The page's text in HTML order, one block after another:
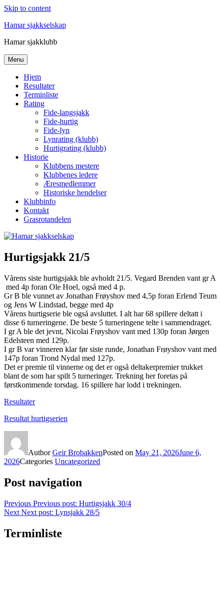
Skip to content
Hamar sjakkselskap
Hamar sjakklubb
Menu
Hjem
Resultater
Terminliste
Rating
Fide-langsjakk
Fide-hurtig
Fide-lyn
Lynrating (klubb)
Hurtigrating (klubb)
Historie
Klubbens mestere
Klubbenes ledere
Æresmedlemmer
Historiske hendelser
Klubbinfo
Kontakt
Grasrotandelen
Hurtigsjakk 21/5
Vårens siste hurtigsjakk ble avholdt 21/5. Vegard Brenden vant gr A
med 4p foran Ole Hoel, også med 4 p.
Gr B ble vunnet av Jonathan Frøyshov med 4,5p foran Erlend Teum
og Jens W Lindstad, begge med 4p
Vårens hurtigserie ble også avsluttet. I alt har 68 spillere deltatt i
disse 6 turneringene. De beste 5 turneringene telte i sammendraget.
I gr A ble det jevnt, Nicolai Frøyshov vant med 130p foran Jørgen
Edelsteen med 129p.
I gr B var vinneren klar før siste runde, Jonathan Frøyshov vant med
147p foran Trond Nydal med 127p.
Det er premie til vinnerne og det er også deltakerpremier trukket
blant de som har spilt 5 turneringer. Trekning her foretas på
førstkommende torsdag. 16 spillere har lodd i trekningen.
Resultater
Resultat hurtigserien
AuthorGeir BrobakkenPosted on May 21, 2026June 6,
2026Categories Uncategorized
Post navigation
Previous Previous post: Hurtigsjakk 30/4
Next Next post: Lynsjakk 28/5
Terminliste